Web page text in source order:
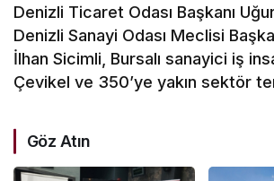
Denizli Ticaret Odası Başkanı
Denizli Sanayi Odası Meclisi
İlhan Sicimli, Bursalı sanayici iş
Çevikel ve 350’ye yakın sektör
Göz Atın